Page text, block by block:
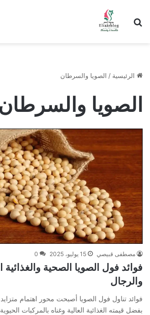
ابحث عن
الرئيسية / الصويا والسرطان
الصويا والسرطان
مصطفى قبيصي 15 يوليو، 2025 0
فوائد فول الصويا الصحية والغذائية
والرجال
فوائد تناول فول الصويا أصبحت محور اهتمام
بفضل قيمته الغذائية العالية وغناه بالمركبات